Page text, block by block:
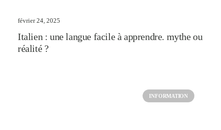
février 24, 2025
Italien : une langue facile à apprendre. mythe ou
réalité ?
INFORMATION